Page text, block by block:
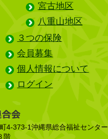
宮古地区
八重山地区
３つの保険
会員募集
個人情報について
ログイン
4-373-1沖縄県総合福祉センター
階